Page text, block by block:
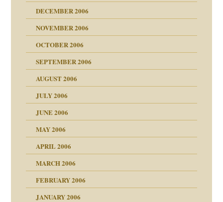
DECEMBER 2006
NOVEMBER 2006
OCTOBER 2006
SEPTEMBER 2006
AUGUST 2006
JULY 2006
JUNE 2006
MAY 2006
APRIL 2006
MARCH 2006
FEBRUARY 2006
JANUARY 2006